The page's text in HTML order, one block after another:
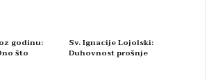
godinu:
što
Sv. Ignacije Lojolski:
Duhovnost prošnje